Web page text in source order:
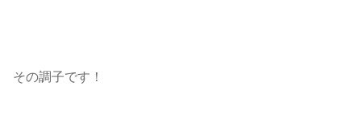
その調子です！